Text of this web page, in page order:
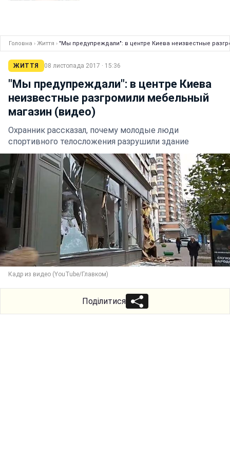
Головна › Життя › "Мы предупреждали": в центре Киева неизвестные
ЖИТТЯ 08 листопада 2017 · 15:36
"Мы предупреждали": в центре Киева
неизвестные разгромили мебельный
магазин (видео)
Охранник рассказал, почему молодые люди
спортивного телосложения разрушили здание
Кадр из видео (YouTube/Главком)
Поділитися